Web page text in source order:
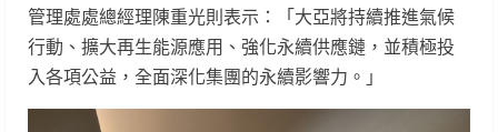
管理處處總經理陳重光則表示：「大亞將持續推進氣候
行動、擴大再生能源應用、強化永續供應鏈，並積極投
入各項公益，全面深化集團的永續影響力。」